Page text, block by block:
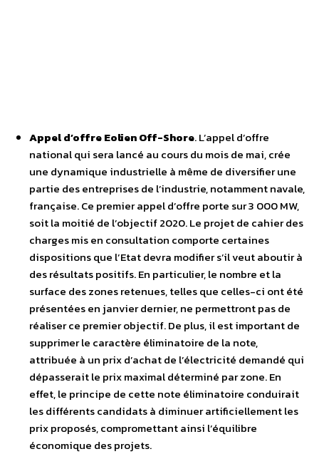
Appel d’offre Eolien Off-Shore. L’appel d’offre
national qui sera lancé au cours du mois de mai, crée
une dynamique industrielle à même de diversifier une
partie des entreprises de l’industrie, notamment navale,
française. Ce premier appel d’offre porte sur 3 000 MW,
soit la moitié de l’objectif 2020. Le projet de cahier des
charges mis en consultation comporte certaines
dispositions que l’Etat devra modifier s’il veut aboutir à
des résultats positifs. En particulier, le nombre et la
surface des zones retenues, telles que celles-ci ont été
présentées en janvier dernier, ne permettront pas de
réaliser ce premier objectif. De plus, il est important de
supprimer le caractère éliminatoire de la note,
attribuée à un prix d’achat de l’électricité demandé qui
dépasserait le prix maximal déterminé par zone. En
effet, le principe de cette note éliminatoire conduirait
les différents candidats à diminuer artificiellement les
prix proposés, compromettant ainsi l’équilibre
économique des projets.